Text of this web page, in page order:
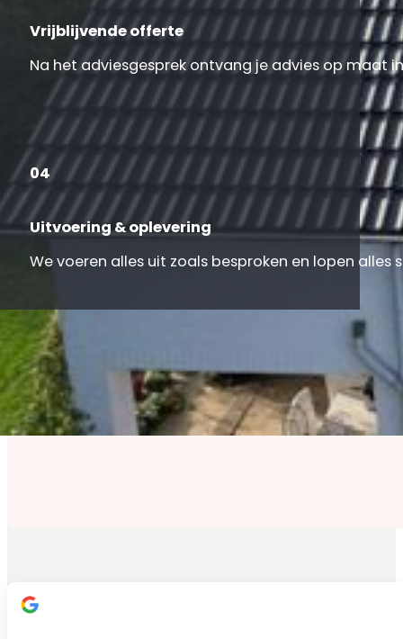
Vrijblijvende offerte
Na het adviesgesprek ontvang je advies op maat
04
Uitvoering & oplevering
We voeren alles uit zoals besproken en lopen alles
Onze klanten aan het woord
Klanttevredenheid staat centraal in alles wat we
kunnen waarderen!